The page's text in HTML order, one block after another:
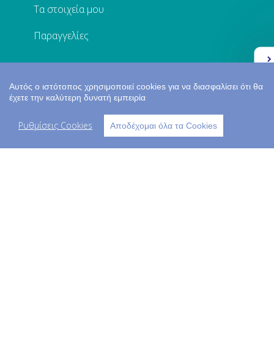
Τα στοιχεία μου
Παραγγελίες
Copyright © 2023 kids life - All Rights
Αυτός ο ιστότοπος χρησιμοποιεί cookies για να διασφαλίσει ότι θα
έχετε την καλύτερη δυνατή εμπειρία
Ρυθμίσεις Cookies Αποδέχομαι όλα τα Cookies